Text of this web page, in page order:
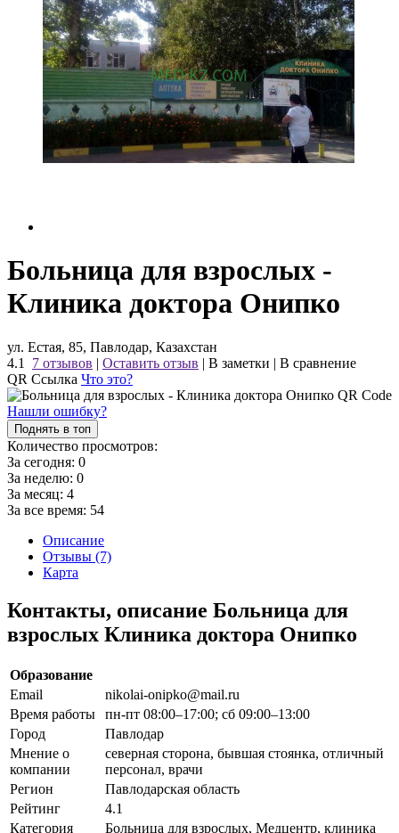
Больница для взрослых -
Клиника доктора Онипко
ул. Естая, 85, Павлодар, Казахстан
4.1
7 отзывов | Оставить отзыв | В заметки | В сравнение
QR Ссылка Что это?
Нашли ошибку?
Поднять в топ
Количество просмотров:
За сегодня: 0
За неделю: 0
За месяц: 4
За все время: 54
Описание
Отзывы (7)
Карта
Контакты, описание Больница для
взрослых Клиника доктора Онипко
Образование
Email
nikolai-onipko@mail.ru
Время работы
пн-пт 08:00–17:00; сб 09:00–13:00
Город
Павлодар
Мнение о
компании
северная сторона, бывшая стоянка, отличный
персонал, врачи
Регион
Павлодарская область
Рейтинг
4.1
Категория
Больница для взрослых, Медцентр, клиника